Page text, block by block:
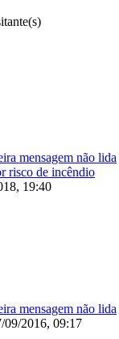
risco de incêndio
19:40
09/2016, 09:17